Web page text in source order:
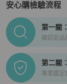
【寄送時程相關】
★ 空運直送 │ 縮短
★ 依寄達國家區域
★ 商品由境外寄至
因此比一般包裹需
【商品瑕疵說明】
★ 日本中古奢侈品
安心購檢驗流程
PopChill拍拍圈
第一關
確認商品
第二關
專業鑑定